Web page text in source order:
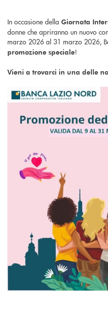
In occasione della Giornata
donne che apriranno un nuovo
marzo 2026 al 31 marzo 2026,
promozione speciale!
Vieni a trovarci in una delle